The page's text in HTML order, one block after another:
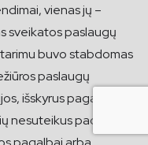
vienas jų –
sveikatos paslaugų
buvo stabdomas
paslaugų
išskyrus pagalbą ir
nesuteikus pacientui